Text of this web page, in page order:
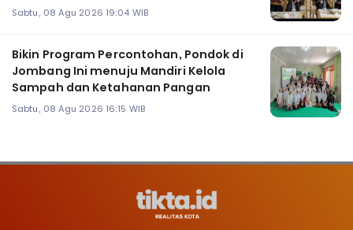
Sabtu, 08 Agu 2026 19:04 WIB
Bikin Program Percontohan, Pondok di
Jombang Ini menuju Mandiri Kelola
Sampah dan Ketahanan Pangan
Sabtu, 08 Agu 2026 16:15 WIB